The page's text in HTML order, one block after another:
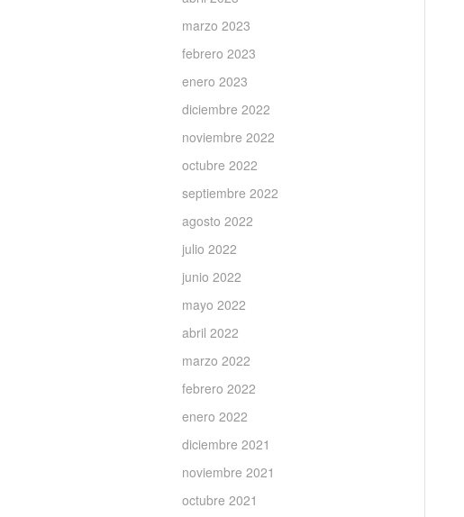
marzo 2023
febrero 2023
enero 2023
diciembre 2022
noviembre 2022
octubre 2022
septiembre 2022
agosto 2022
julio 2022
junio 2022
mayo 2022
abril 2022
marzo 2022
febrero 2022
enero 2022
diciembre 2021
noviembre 2021
octubre 2021